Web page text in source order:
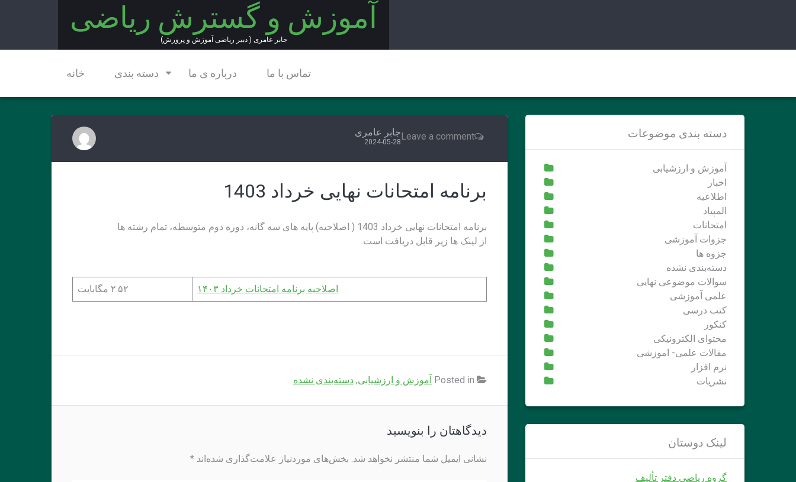
آموزش و گسترش ریاضی
جابر عامری ( دبیر ریاضی آموزش و پرورش)
خانه دسته بندی درباره ی ما تماس با ما
Leave a commentجابر عامری
2024-05-28
برنامه امتحانات نهایی خرداد 1403
برنامه امتحانات نهایی خرداد 1403 ( اصلاحیه) پایه های سه گانه، دوره دوم متوسطه، تمام رشته ها
از لینک ها زیر قابل دریافت است.
اصلاحیه برنامه امتحانات خرداد ۱۴۰۳ ۲.۵۲ مگابایت
آموزش و ارزشیابی, دسته‌بندی نشده
دیدگاهتان را بنویسید
نشانی ایمیل شما منتشر نخواهد شد. بخش‌های موردنیاز علامت‌گذاری شده‌اند *
دسته بندی موضوعات
آموزش و ارزشیابی
اخبار
اطلاعیه
المپیاد
امتحانات
جزوات آموزشی
جزوه ها
دسته‌بندی نشده
سوالات موضوعی نهایی
علمی آموزشی
کتب درسی
کنکور
محتوای الکترونیکی
مقالات علمی- اموزشی
نرم افزار
نشریات
لینک دوستان
گروه ریاضی دفتر تألیف